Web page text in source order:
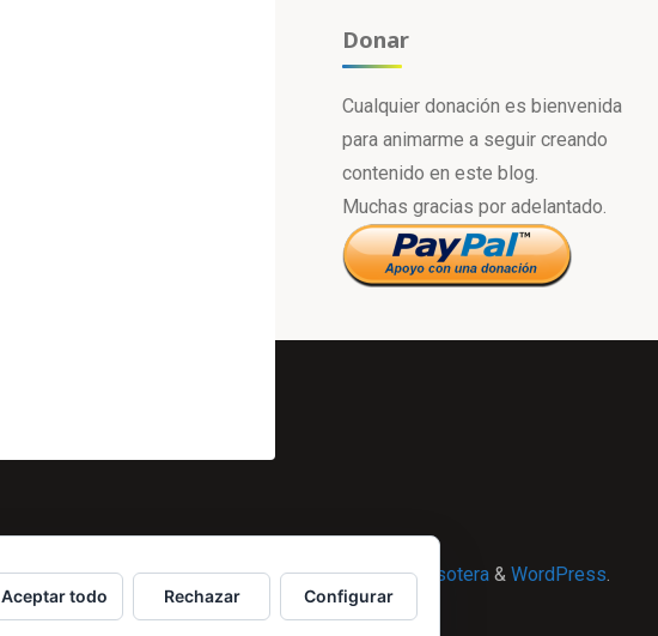
Donar
Cualquier donación es bienvenida
para animarme a seguir creando
contenido en este blog.
Muchas gracias por adelantado.
Powered by Esotera & WordPress.
Aceptar todo Rechazar Configurar